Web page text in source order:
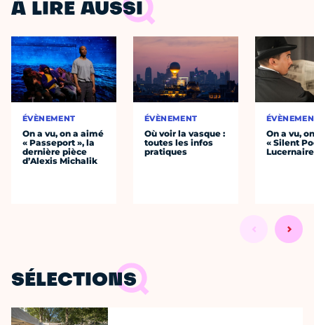
À LIRE AUSSI
ÉVÈNEMENT
On a vu, on a aimé
« Passeport », la
dernière pièce
d’Alexis Michalik
ÉVÈNEMENT
Où voir la vasque :
toutes les infos
pratiques
On a vu,
« Silent
Lucernaire
SÉLECTIONS